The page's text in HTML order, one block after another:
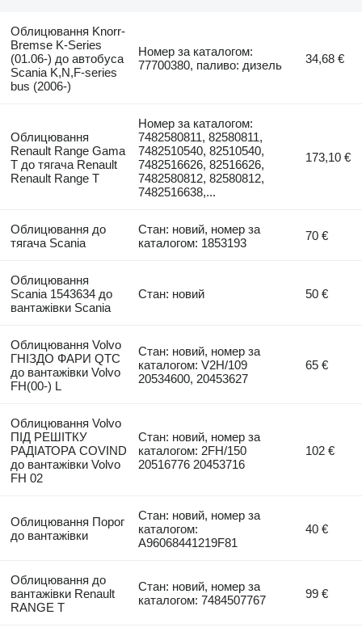
Облицювання Knorr-
Bremse K-Series
(01.06-) до автобуса
Scania K,N,F-series
bus (2006-)
Номер за каталогом:
77700380, паливо: дизель
34,68 €
Облицювання
Renault Range Gama
T до тягача Renault
Renault Range T
Номер за каталогом:
7482580811, 82580811,
7482510540, 82510540,
7482516626, 82516626,
7482580812, 82580812,
7482516638,...
173,10 €
Облицювання до
тягача Scania
Стан: новий, номер за
каталогом: 1853193
70 €
Облицювання
Scania 1543634 до
вантажівки Scania
Стан: новий 50 €
Облицювання Volvo
ГНIЗДО ФАРИ QTC
до вантажівки Volvo
FH(00-) L
Стан: новий, номер за
каталогом: V2H/109
20534600, 20453627
65 €
Облицювання Volvo
ПІД РЕШІТКУ
РАДІАТОРА COVIND
до вантажівки Volvo
FH 02
Стан: новий, номер за
каталогом: 2FH/150
20516776 20453716
102 €
Облицювання Порог
до вантажівки
Стан: новий, номер за
каталогом:
A96068441219F81
40 €
Облицювання до
вантажівки Renault
RANGE T
Стан: новий, номер за
каталогом: 7484507767
99 €